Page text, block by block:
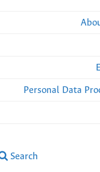
Personal Data
Search